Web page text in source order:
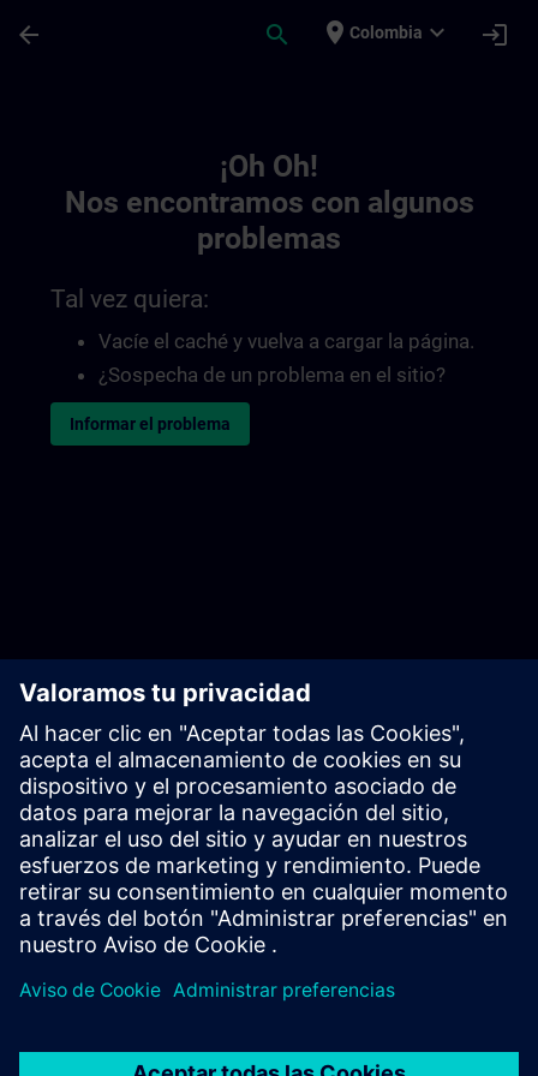
arrow_back search place Colombia expand_more login
¡Oh Oh!
Nos encontramos con algunos
problemas
Tal vez quiera:
Vacíe el caché y vuelva a cargar la página.
¿Sospecha de un problema en el sitio?
Informar el problema